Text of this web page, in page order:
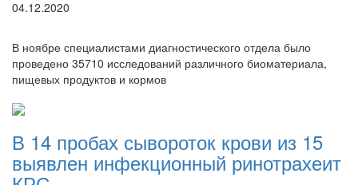
04.12.2020
В ноябре специалистами диагностического отдела было
проведено 35710 исследований различного биоматериала,
пищевых продуктов и кормов
В 14 пробах сывороток крови из 15
выявлен инфекционный ринотрахеит